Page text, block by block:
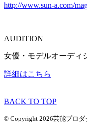
http://www.sun-a.com/
AUDITION
女優・モデルオーディ
詳細はこちら
BACK TO TOP
© Copyright 2026芸能プロダ